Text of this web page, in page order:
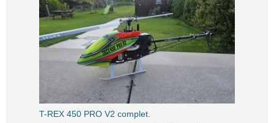
T-REX 450 PRO V2 complet.